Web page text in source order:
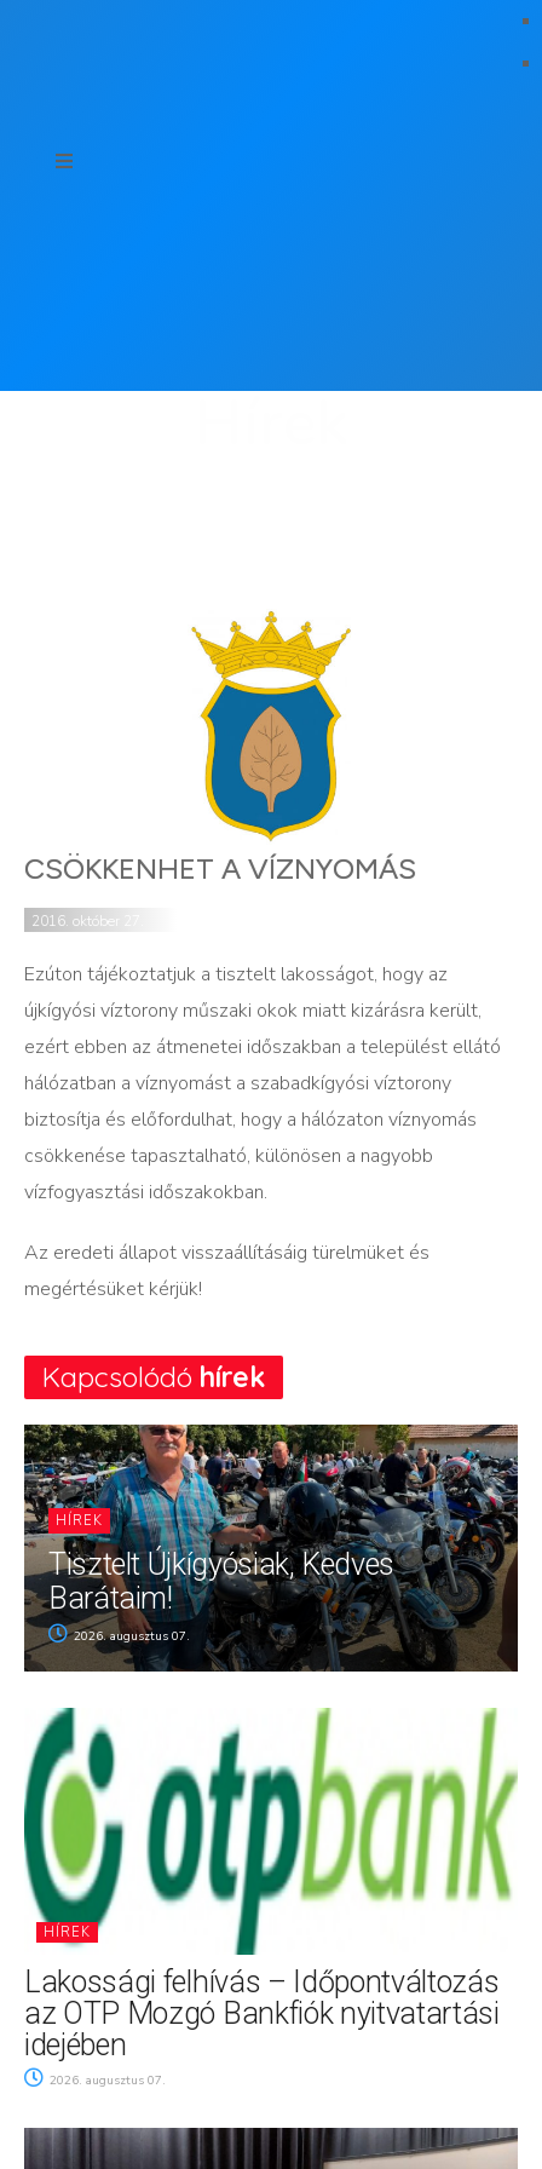
CSÖKKENHET A VÍZNYOMÁS
2016. október 27.
Ezúton tájékoztatjuk a tisztelt lakosságot, hogy az
újkígyósi víztorony műszaki okok miatt kizárásra került,
ezért ebben az átmenetei időszakban a települést ellátó
hálózatban a víznyomást a szabadkígyósi víztorony
biztosítja és előfordulhat, hogy a hálózaton víznyomás
csökkenése tapasztalható, különösen a nagyobb
vízfogyasztási időszakokban.
Az eredeti állapot visszaállításáig türelmüket és
megértésüket kérjük!
Kapcsolódó hírek
HÍREK
Tisztelt Újkígyósiak, Kedves
Barátaim!
2026. augusztus 07.
HÍREK
Lakossági felhívás – Időpontváltozás
az OTP Mozgó Bankfiók nyitvatartási
idejében
2026. augusztus 07.